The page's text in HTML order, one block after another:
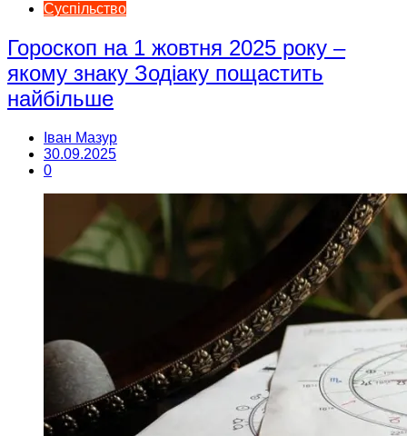
Суспільство
Гороскоп на 1 жовтня 2025 року –
якому знаку Зодіаку пощастить
найбільше
Іван Мазур
30.09.2025
0